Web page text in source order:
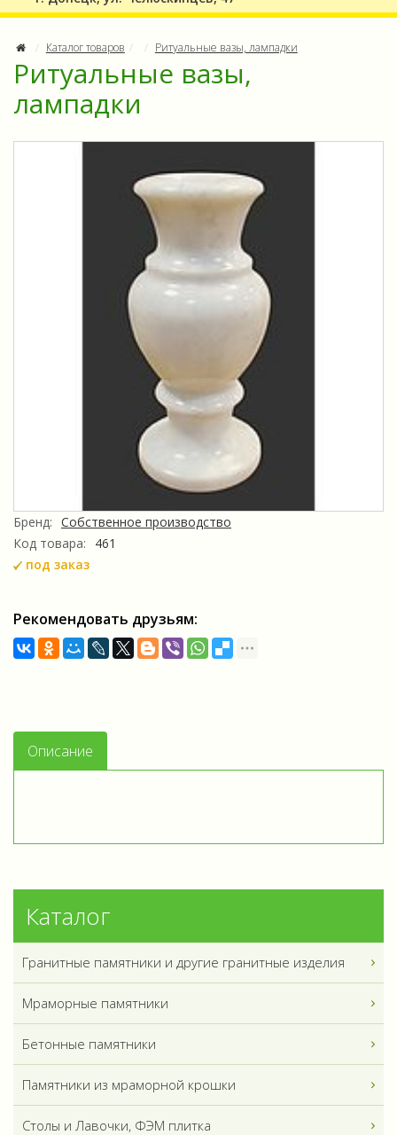
Каталог товаров Ритуальные вазы, лампадки
Ритуальные вазы,
лампадки
Бренд: Собственное производство
Код товара:
461
под заказ
Рекомендовать друзьям:
Описание
Каталог
Гранитные памятники и другие гранитные изделия
Мраморные памятники
Бетонные памятники
Памятники из мраморной крошки
Столы и Лавочки, ФЭМ плитка